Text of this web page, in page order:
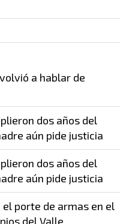
a hablar de
dos años del
aún pide justicia
dos años del
aún pide justicia
porte de armas en el
del Valle